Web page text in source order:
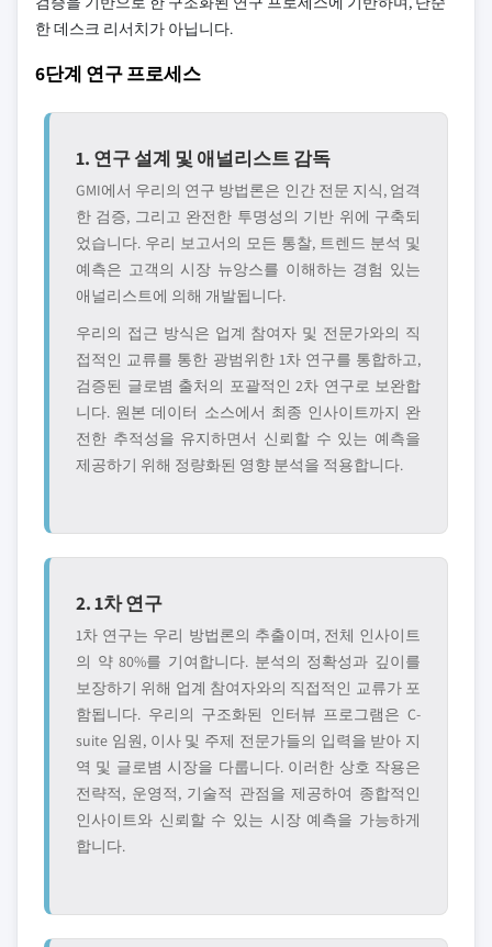
한 데스크 리서치가 아닙니다.
6단계 연구 프로세스
1. 연구 설계 및 애널리스트 감독
GMI에서 우리의 연구 방법론은 인간 전문 지식, 엄격
한 검증, 그리고 완전한 투명성의 기반 위에 구축되
었습니다. 우리 보고서의 모든 통찰, 트렌드 분석 및
예측은 고객의 시장 뉴앙스를 이해하는 경험 있는
애널리스트에 의해 개발됩니다.
우리의 접근 방식은 업계 참여자 및 전문가와의 직
접적인 교류를 통한 광범위한 1차 연구를 통합하고,
검증된 글로볌 출처의 포괄적인 2차 연구로 보완합
니다. 원본 데이터 소스에서 최종 인사이트까지 완
전한 추적성을 유지하면서 신뢰할 수 있는 예측을
제공하기 위해 정량화된 영향 분석을 적용합니다.
2. 1차 연구
1차 연구는 우리 방법론의 추출이며, 전체 인사이트
의 약 80%를 기여합니다. 분석의 정확성과 깊이를
보장하기 위해 업계 참여자와의 직접적인 교류가 포
함됩니다. 우리의 구조화된 인터뷰 프로그램은 C-
suite 임원, 이사 및 주제 전문가들의 입력을 받아 지
역 및 글로볌 시장을 다룹니다. 이러한 상호 작용은
전략적, 운영적, 기술적 관점을 제공하여 종합적인
인사이트와 신뢰할 수 있는 시장 예측을 가능하게
합니다.